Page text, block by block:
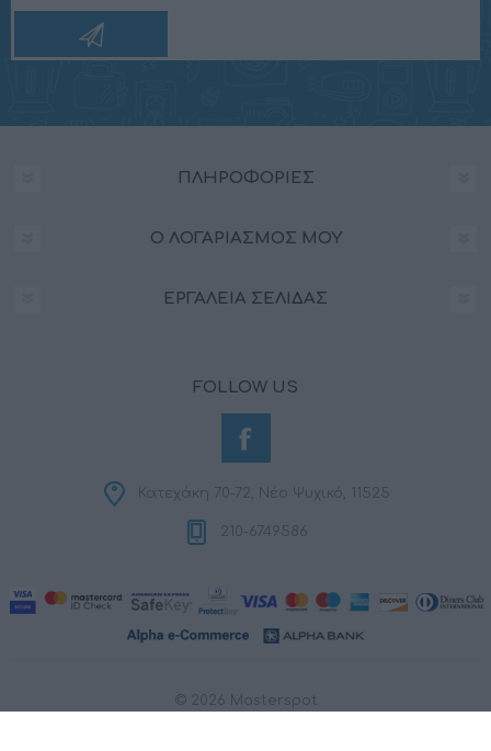
ΠΛΗΡΟΦΟΡΊΕΣ
Ο ΛΟΓΑΡΙΑΣΜΌΣ ΜΟΥ
ΕΡΓΑΛΕΊΑ ΣΕΛΊΔΑΣ
FOLLOW US
Κατεχάκη 70-72, Νέο Ψυχικό, 11525
210-6749586
© 2026 Masterspot